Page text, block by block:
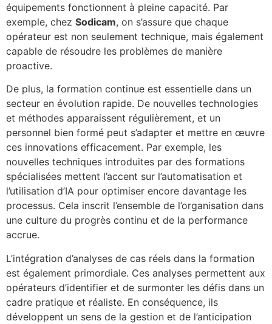
équipements fonctionnent à pleine capacité. Par
exemple, chez Sodicam, on s’assure que chaque
opérateur est non seulement technique, mais également
capable de résoudre les problèmes de manière
proactive.
De plus, la formation continue est essentielle dans un
secteur en évolution rapide. De nouvelles technologies
et méthodes apparaissent régulièrement, et un
personnel bien formé peut s’adapter et mettre en œuvre
ces innovations efficacement. Par exemple, les
nouvelles techniques introduites par des formations
spécialisées mettent l’accent sur l’automatisation et
l’utilisation d’IA pour optimiser encore davantage les
processus. Cela inscrit l’ensemble de l’organisation dans
une culture du progrès continu et de la performance
accrue.
L’intégration d’analyses de cas réels dans la formation
est également primordiale. Ces analyses permettent aux
opérateurs d’identifier et de surmonter les défis dans un
cadre pratique et réaliste. En conséquence, ils
développent un sens de la gestion et de l’anticipation